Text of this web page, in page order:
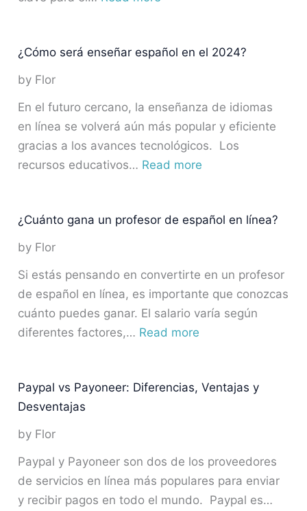
¿Cómo será enseñar español en el 2024?
by Flor
En el futuro cercano, la enseñanza de idiomas
en línea se volverá aún más popular y eficiente
gracias a los avances tecnológicos. Los
recursos educativos… Read more
¿Cuánto gana un profesor de español en línea?
by Flor
Si estás pensando en convertirte en un profesor
de español en línea, es importante que conozcas
cuánto puedes ganar. El salario varía según
diferentes factores,… Read more
Paypal vs Payoneer: Diferencias, Ventajas y
Desventajas
by Flor
Paypal y Payoneer son dos de los proveedores
de servicios en línea más populares para enviar
y recibir pagos en todo el mundo. Paypal es…